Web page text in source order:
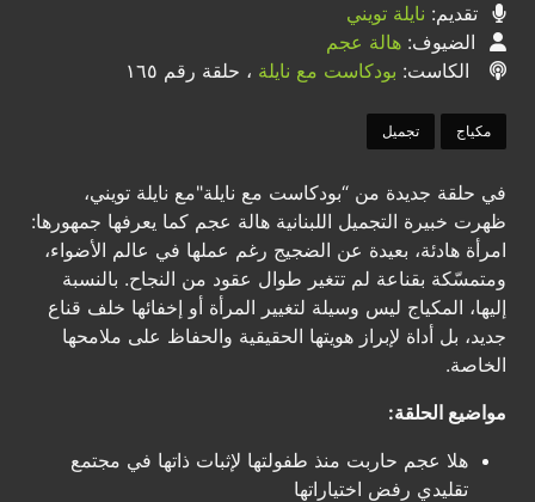
تقديم: نايلة تويني
الضيوف: هالة عجم
الكاست: بودكاست مع نايلة ، حلقة رقم ١٦٥
مكياج تجميل
في حلقة جديدة من “بودكاست مع نايلة"مع نايلة تويني،
ظهرت خبيرة التجميل اللبنانية هالة عجم كما يعرفها جمهورها:
امرأة هادئة، بعيدة عن الضجيج رغم عملها في عالم الأضواء،
ومتمسّكة بقناعة لم تتغير طوال عقود من النجاح. بالنسبة
إليها، المكياج ليس وسيلة لتغيير المرأة أو إخفائها خلف قناع
جديد، بل أداة لإبراز هويتها الحقيقية والحفاظ على ملامحها
الخاصة.
مواضيع الحلقة:
هلا عجم حاربت منذ طفولتها لإثبات ذاتها في مجتمع
تقليدي رفض اختياراتها